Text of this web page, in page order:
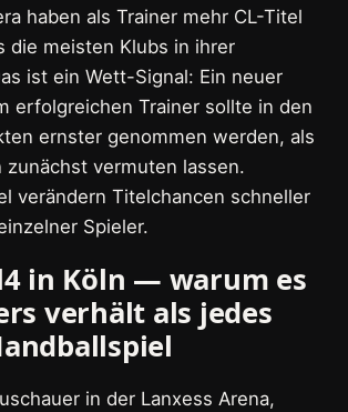
haben als Trainer mehr CL-Titel
die meisten Klubs in ihrer
ist ein Wett-Signal: Ein neuer
erfolgreichen Trainer sollte in den
ernster genommen werden, als
zunächst vermuten lassen.
verändern Titelchancen schneller
Spieler.
in Köln — warum es
verhält als jedes
in der Lanxess Arena,